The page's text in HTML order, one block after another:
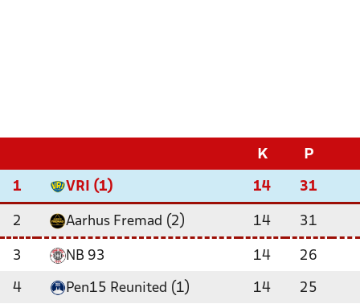
K P
1 VRI (1) 14 31
2 Aarhus Fremad (2) 14 31
3 NB 93 14 26
4 Pen15 Reunited (1) 14 25